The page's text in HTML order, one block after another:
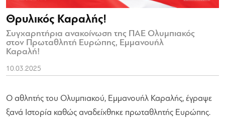
Θρυλικός Καραλής!
Συγχαρητήρια ανακοίνωση της ΠΑΕ Ολυμπιακός
στον Πρωταθλητή Ευρώπης, Εμμανουήλ
Καραλή!
10.03.2025
Ο αθλητής του Ολυμπιακού, Εμμανουήλ Καραλής, έγραψε
ξανά Ιστορία καθώς αναδείχθηκε πρωταθλητής Ευρώπης.